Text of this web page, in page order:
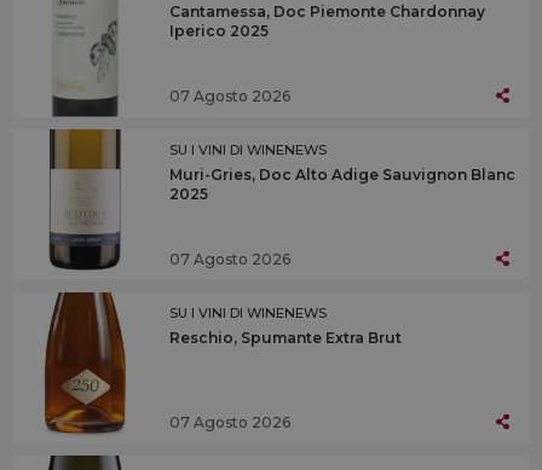
Cantamessa, Doc Piemonte Chardonnay
Iperico 2025
07 Agosto 2026
SU I VINI DI WINENEWS
Muri-Gries, Doc Alto Adige Sauvignon Blanc
2025
07 Agosto 2026
SU I VINI DI WINENEWS
Reschio, Spumante Extra Brut
07 Agosto 2026